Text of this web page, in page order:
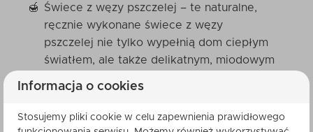
Świece z węzy pszczelej – te naturalne,
ręcznie wykonane świece z węzy
pszczelej nie tylko wypełnią dom ciepłym
światłem, ale także delikatnym, miodowym
atmosferę, sprzyjającą relaksowi.
Informacja o cookies
Stosujemy pliki cookie w celu zapewnienia prawidłowego